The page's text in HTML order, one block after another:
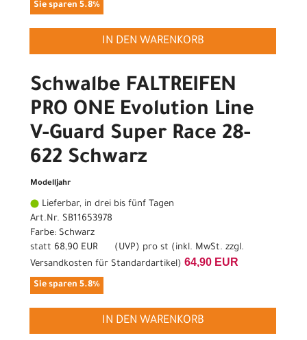
Sie sparen 5.8%
IN DEN WARENKORB
Schwalbe FALTREIFEN
PRO ONE Evolution Line
V-Guard Super Race 28-
622 Schwarz
Modelljahr
Lieferbar, in drei bis fünf Tagen
Art.Nr. SB11653978
Farbe: Schwarz
statt 68,90 EUR ( UVP) pro st (inkl. MwSt. zzgl.
Versandkosten für Standardartikel) 64,90 EUR
Sie sparen 5.8%
IN DEN WARENKORB